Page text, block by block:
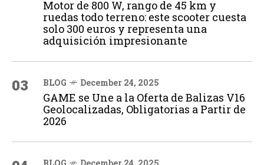
Motor de 800 W, rango de 45 km y
ruedas todo terreno: este scooter cuesta
solo 300 euros y representa una
adquisición impresionante
03 BLOG December 24, 2025
GAME se Une a la Oferta de Balizas V16
Geolocalizadas, Obligatorias a Partir de
2026